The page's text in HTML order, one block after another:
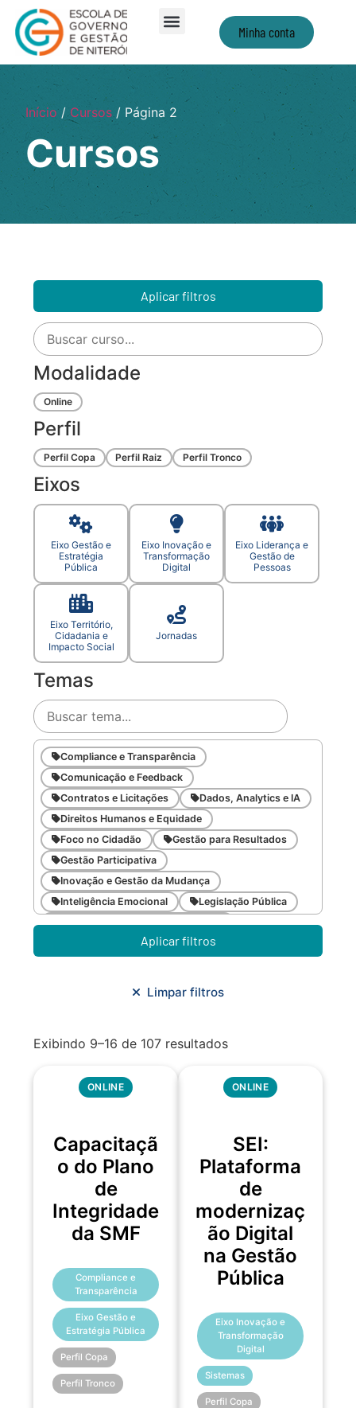
Minha conta
Início/Cursos/ Página 2
Cursos
Aplicar filtros
Modalidade
Online
Perfil
Perfil Copa Perfil Raiz Perfil Tronco
Eixos
Eixo Gestão e
Estratégia
Pública
Eixo Inovação e
Transformação
Digital
Eixo Liderança e
Gestão de
Pessoas
Eixo Território,
Cidadania e
Impacto Social
Jornadas
Temas
Compliance e Transparência
Comunicação e Feedback
Contratos e Licitações
Dados, Analytics e IA
Direitos Humanos e Equidade
Foco no Cidadão
Gestão para Resultados
Gestão Participativa
Inovação e Gestão da Mudança
Inteligência Emocional
Legislação Pública
Meio Ambiente e Sustentabilidade
Metodologias Ágeis
Orçamento e Finanças
Planejamento Urbano/Mobilidade
Aplicar filtros
Limpar filtros
Exibindo 9–16 de 107 resultados
ONLINE
Capacitaçã
o do Plano
de
Integridade
da SMF
Compliance e
Transparência
Eixo Gestão e
Estratégia Pública
Perfil Copa
Perfil Tronco
ONLINE
SEI:
Plataforma
de
modernizaç
ão Digital
na Gestão
Pública
Eixo Inovação e
Transformação
Digital
Sistemas
Perfil Copa